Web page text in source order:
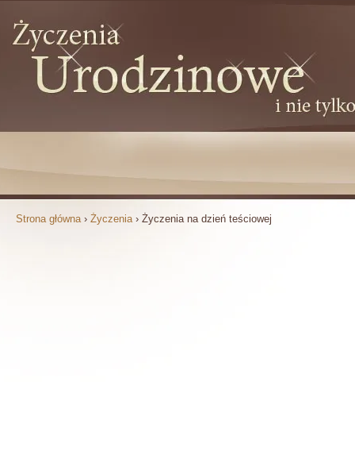
Strona główna › Życzenia › Życzenia na dzień teściowej